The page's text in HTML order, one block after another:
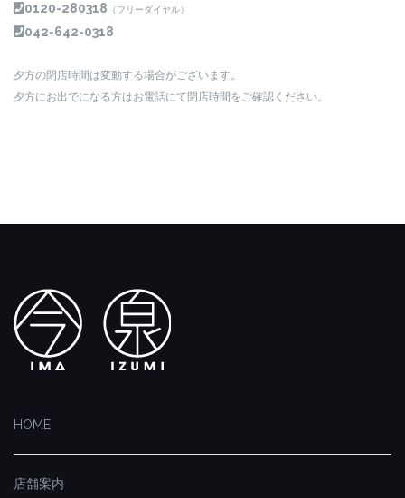
0120-280318 （フリーダイヤル）
042-642-0318
夕方の閉店時間は変動する場合がございます。
夕方にお出でになる方はお電話にて閉店時間をご確認ください。
HOME
店舗案内